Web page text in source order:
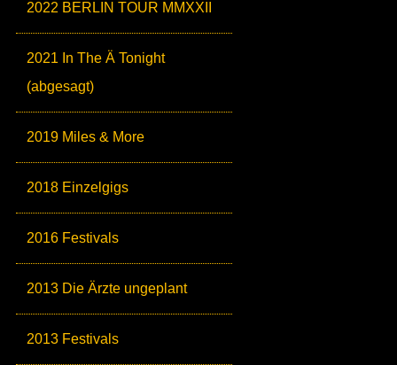
2022 BERLIN TOUR MMXXII
2021 In The Ä Tonight
(abgesagt)
2019 Miles & More
2018 Einzelgigs
2016 Festivals
2013 Die Ärzte ungeplant
2013 Festivals